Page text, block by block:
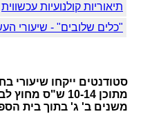
תיאוריות קולנועיות עכשווית
"כלים שלובים" - שיעורי
מתוכן 10-14 ש"ס
משנים ב' ג' בתוך בית